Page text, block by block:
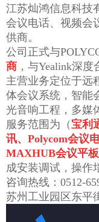
江苏灿鸿信息科技
会议电话、视频会
供商。
公司正式与
商 ，与Yealink深
主营业务定位于远
体会议系统，智能
光音响工程，多媒
服务范围为（ 宝利
讯、Polycom会议
MAXHUB会议平板
成安装调试，操作
咨询热线：0512-
苏州工业园区东平